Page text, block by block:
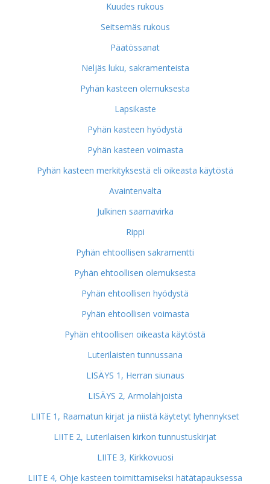
Kuudes rukous
Seitsemäs rukous
Päätössanat
Neljäs luku, sakramenteista
Pyhän kasteen olemuksesta
Lapsikaste
Pyhän kasteen hyödystä
Pyhän kasteen voimasta
Pyhän kasteen merkityksestä eli oikeasta käytöstä
Avaintenvalta
Julkinen saarnavirka
Rippi
Pyhän ehtoollisen sakramentti
Pyhän ehtoollisen olemuksesta
Pyhän ehtoollisen hyödystä
Pyhän ehtoollisen voimasta
Pyhän ehtoollisen oikeasta käytöstä
Luterilaisten tunnussana
LISÄYS 1, Herran siunaus
LISÄYS 2, Armolahjoista
LIITE 1, Raamatun kirjat ja niistä käytetyt lyhennykset
LIITE 2, Luterilaisen kirkon tunnustuskirjat
LIITE 3, Kirkkovuosi
LIITE 4, Ohje kasteen toimittamiseksi hätätapauksessa